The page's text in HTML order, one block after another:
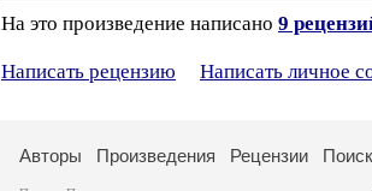
На это произведение написано 9
Написать рецензию Написать личное
Авторы Произведения Рецензии Поиск